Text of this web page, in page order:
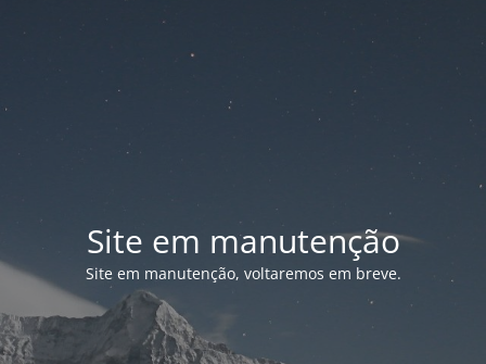
Site em manutenção
Site em manutenção, voltaremos em breve.